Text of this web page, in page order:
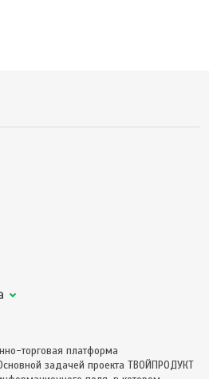
торговая платформа
задачей проекта ТВОЙПРОДУКТ